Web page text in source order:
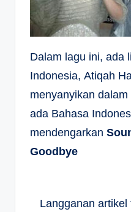
Dalam lagu ini, ada
Indonesia, Atiqah
menyanyikan
ada Bahasa
mendengarkan
Goodbye
Langganan